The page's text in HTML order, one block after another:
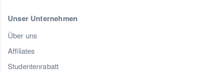
Unser Unternehmen
Über uns
Affiliates
Studentenrabatt